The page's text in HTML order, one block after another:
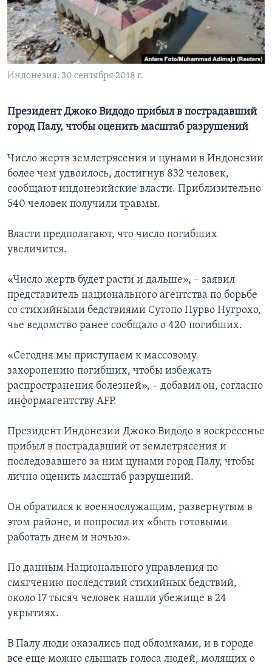
Learning English
СОЦИАЛЬНЫЕ СЕТИ
Языки
Индонезия. 30 сентября 2018 г.
Президент Джоко Видодо прибыл в пострадавший
город Палу, чтобы оценить масштаб разрушений
Число жертв землетрясения и цунами в Индонезии
более чем удвоилось, достигнув 832 человек,
сообщают индонезийские власти. Приблизительно
540 человек получили травмы.
Власти предполагают, что число погибших
увеличится.
«Число жертв будет расти и дальше», – заявил
представитель национального агентства по борьбе
со стихийными бедствиями Сутопо Пурво Нугрохо,
чье ведомство ранее сообщало о 420 погибших.
«Сегодня мы приступаем к массовому
захоронению погибших, чтобы избежать
распространения болезней», – добавил он, согласно
информагентству АFP.
Президент Индонезии Джоко Видодо в воскресенье
прибыл в пострадавший от землетрясения и
последовавшего за ним цунами город Палу, чтобы
лично оценить масштаб разрушений.
Он обратился к военнослужащим, развернутым в
этом районе, и попросил их «быть готовыми
работать днем и ночью».
По данным Национального управления по
смягчению последствий стихийных бедствий,
около 17 тысяч человек нашли убежище в 24
укрытиях.
В Палу люди оказались под обломками, и в городе
все еще можно слышать голоса людей, молящих о